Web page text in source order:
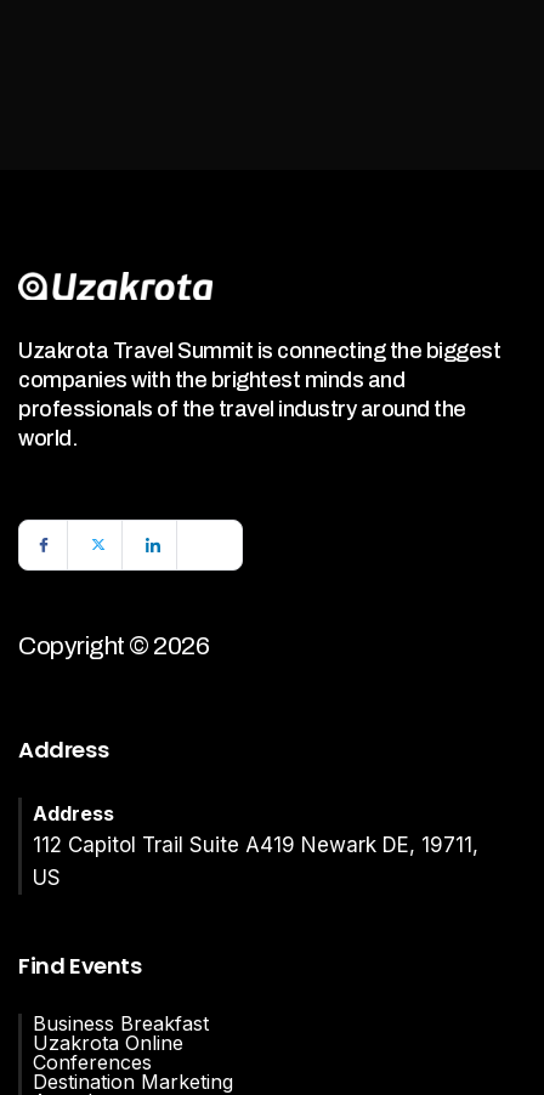
Uzakrota Travel Summit is connecting the biggest
companies with the brightest minds and
professionals of the travel industry around the
world.
Copyright © 2026
Address
Address
112 Capitol Trail Suite A419 Newark DE, 19711,
US
Find Events
Business Breakfast
Uzakrota Online
Conferences
Destination Marketing